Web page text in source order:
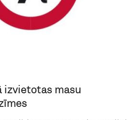
izvietotas masu